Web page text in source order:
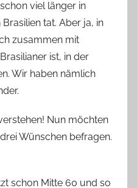
viel länger in
tat. Aber ja, in
zusammen mit
ist, in der
Wir haben nämlich
Nun möchten
Wünschen befragen.
schon Mitte 60 und so